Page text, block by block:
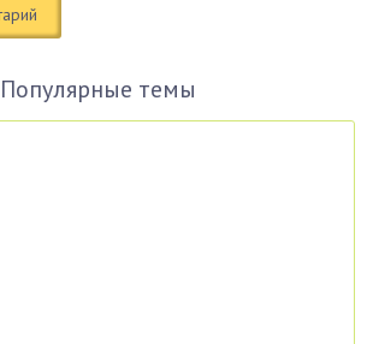
Популярные темы